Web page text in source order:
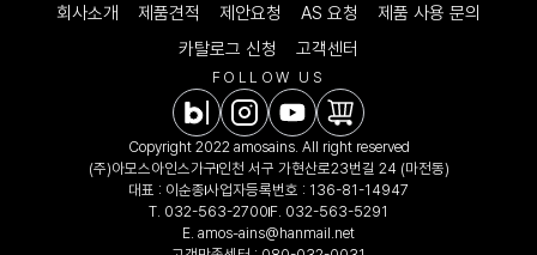
회사소개 제품견적 제안요청 AS 요청
제품 사용 문의
카탈로그 신청
고객센터
FOLLOW US
Copyright 2022 amosains. All right reserved
(주)아모스아인스가구인천 서구 가현산로23번길 24 (마전동)
대표 : 이순종사업자등록번호 : 136-81-14947
T. 032-563-2700 F. 032-563-5291
E. amos-ains@hanmail.net